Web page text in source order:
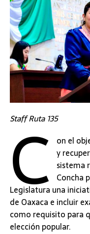
Staff Ruta 135
C on el
y
sistema
Concha
Legislatura una
de Oaxaca e incluir
como requisito para
elección popular.